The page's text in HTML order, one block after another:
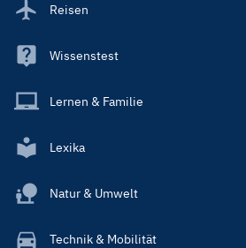
Reisen
Wissenstest
Lernen & Familie
Lexika
Natur & Umwelt
Technik & Mobilität